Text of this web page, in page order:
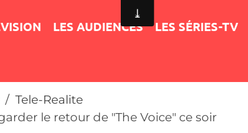
LES AUDIENCES LES SÉRIES-TV
Tele-Realite
le retour de "The Voice" ce soir